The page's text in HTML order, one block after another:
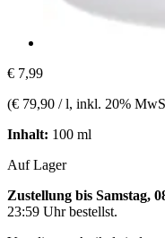
€ 7,99
(€ 79,90 / l, inkl. 20%
Inhalt: 100 ml
Auf Lager
Zustellung bis Samstag,
23:59 Uhrbestellst.